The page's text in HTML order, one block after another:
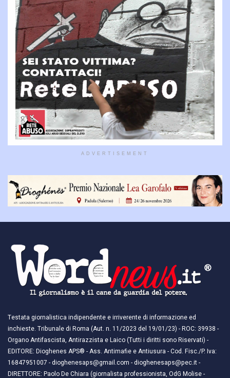
ADVERTISEMENT
Testata giornalistica indipendente e irriverente di informazione ed
inchieste. Tribunale di Roma (Aut. n. 11/2023 del 19/01/23) - ROC: 39938 -
Organo Antifascista, Antirazzista e Laico (Tutti i diritti sono Riservati) -
EDITORE: Dioghenes APS® - Ass. Antimafie e Antiusura - Cod. Fisc./P. Iva:
16847951007 - dioghenesaps@gmail.com - dioghenesaps@pec.it - ​​
DIRETTORE: Paolo De Chiara (giornalista professionista, OdG Molise -